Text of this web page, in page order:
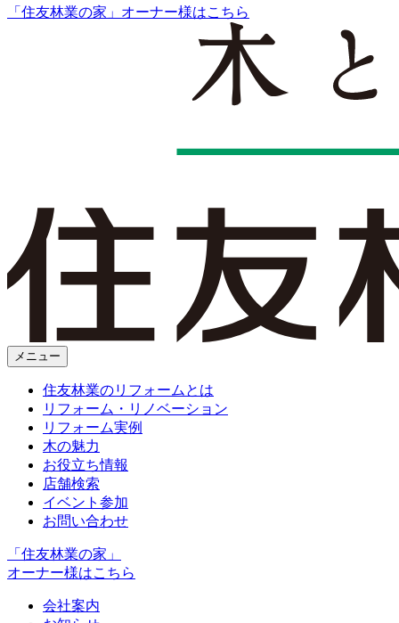
「住友林業の家」オーナー様はこちら
メニュー
住友林業のリフォームとは
リフォーム・リノベーション
リフォーム実例
木の魅力
お役立ち情報
店舗検索
イベント参加
お問い合わせ
「住友林業の家」
オーナー様はこちら
会社案内